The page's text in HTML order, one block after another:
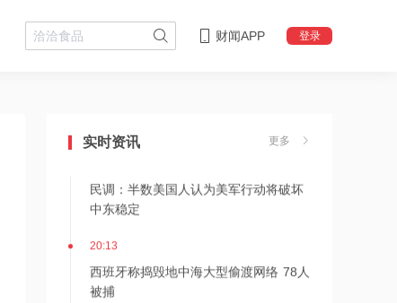
财闻APP 登录
实时资讯 更多
民调：半数美国人认为美军行动将破坏
中东稳定
20:13
西班牙称捣毁地中海大型偷渡网络 78人
被捕